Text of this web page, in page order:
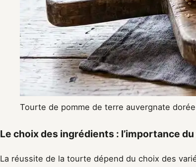
Tourte de pomme de terre auvergnate
Le choix des ingrédients : l’importance
La réussite de la tourte dépend du choix des